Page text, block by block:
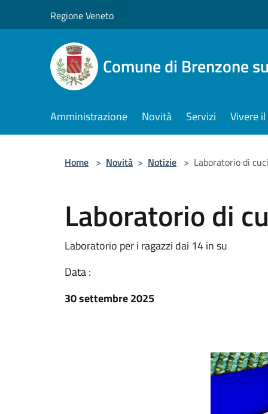
Regione Veneto
Comune di Brenzone
Amministrazione Novità Servizi Vivere
Home > Novità > Notizie > Laboratorio di
Laboratorio di
Laboratorio per i ragazzi dai 14 in su
Data :
30 settembre 2025